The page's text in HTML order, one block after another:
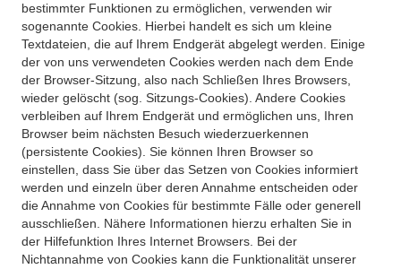
bestimmter Funktionen zu ermöglichen, verwenden wir
sogenannte Cookies. Hierbei handelt es sich um kleine
Textdateien, die auf Ihrem Endgerät abgelegt werden. Einige
der von uns verwendeten Cookies werden nach dem Ende
der Browser-Sitzung, also nach Schließen Ihres Browsers,
wieder gelöscht (sog. Sitzungs-Cookies). Andere Cookies
verbleiben auf Ihrem Endgerät und ermöglichen uns, Ihren
Browser beim nächsten Besuch wiederzuerkennen
(persistente Cookies). Sie können Ihren Browser so
einstellen, dass Sie über das Setzen von Cookies informiert
werden und einzeln über deren Annahme entscheiden oder
die Annahme von Cookies für bestimmte Fälle oder generell
ausschließen. Nähere Informationen hierzu erhalten Sie in
der Hilfefunktion Ihres Internet Browsers. Bei der
Nichtannahme von Cookies kann die Funktionalität unserer